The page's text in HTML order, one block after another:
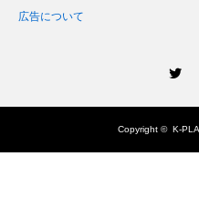
広告について
Copyright ©K-